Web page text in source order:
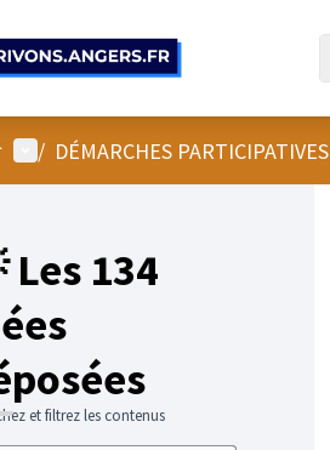
Menu principal
/ DÉMARCHES PARTICIPATIVES
Les 134
et filtrez les contenus